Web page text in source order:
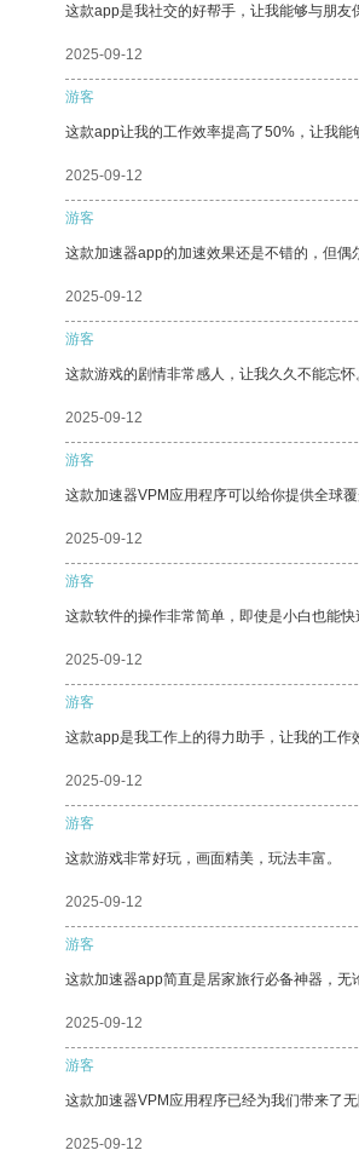
这款app是我社交的好帮手，让我能够与朋友
2025-09-12
游客
这款app让我的工作效率提高了50%，让我能
2025-09-12
游客
这款加速器app的加速效果还是不错的，但偶
2025-09-12
游客
这款游戏的剧情非常感人，让我久久不能忘怀
2025-09-12
游客
这款加速器VPM应用程序可以给你提供全球覆
2025-09-12
游客
这款软件的操作非常简单，即使是小白也能快
2025-09-12
游客
这款app是我工作上的得力助手，让我的工作
2025-09-12
游客
这款游戏非常好玩，画面精美，玩法丰富。
2025-09-12
游客
这款加速器app简直是居家旅行必备神器，无
2025-09-12
游客
这款加速器VPM应用程序已经为我们带来了
2025-09-12